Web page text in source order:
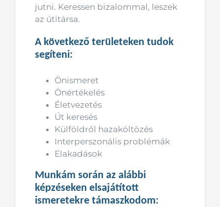
jutni. Keressen bizalommal, leszek
az útitársa.
A következő területeken tudok
segíteni:
Önismeret
Önértékelés
Életvezetés
Út keresés
Külföldről hazaköltözés
Interperszonális problémák
Elakadások
Munkám során az alábbi
képzéseken elsajátított
ismeretekre támaszkodom: